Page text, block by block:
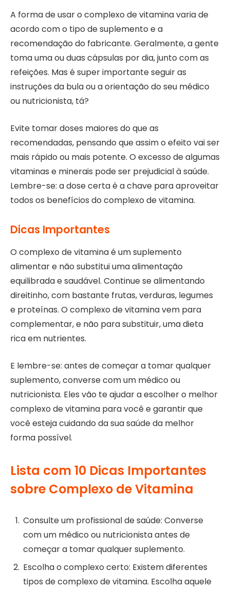
A forma de usar o complexo de vitamina varia de
acordo com o tipo de suplemento e a
recomendação do fabricante. Geralmente, a gente
toma uma ou duas cápsulas por dia, junto com as
refeições. Mas é super importante seguir as
instruções da bula ou a orientação do seu médico
ou nutricionista, tá?
Evite tomar doses maiores do que as
recomendadas, pensando que assim o efeito vai ser
mais rápido ou mais potente. O excesso de algumas
vitaminas e minerais pode ser prejudicial à saúde.
Lembre-se: a dose certa é a chave para aproveitar
todos os benefícios do complexo de vitamina.
Dicas Importantes
O complexo de vitamina é um suplemento
alimentar e não substitui uma alimentação
equilibrada e saudável. Continue se alimentando
direitinho, com bastante frutas, verduras, legumes
e proteínas. O complexo de vitamina vem para
complementar, e não para substituir, uma dieta
rica em nutrientes.
E lembre-se: antes de começar a tomar qualquer
suplemento, converse com um médico ou
nutricionista. Eles vão te ajudar a escolher o melhor
complexo de vitamina para você e garantir que
você esteja cuidando da sua saúde da melhor
forma possível.
Lista com 10 Dicas Importantes
sobre Complexo de Vitamina
Consulte um profissional de saúde: Converse
com um médico ou nutricionista antes de
começar a tomar qualquer suplemento.
Escolha o complexo certo: Existem diferentes
tipos de complexo de vitamina. Escolha aquele